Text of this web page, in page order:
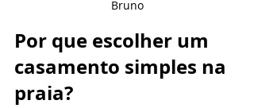
Bruno
Por que escolher um
casamento simples na
praia?